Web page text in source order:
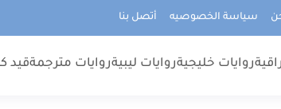
سياسة الخصوصيه أتصل بنا
روايات خليجيةروايات ليبيةروايات مترجمةقيد